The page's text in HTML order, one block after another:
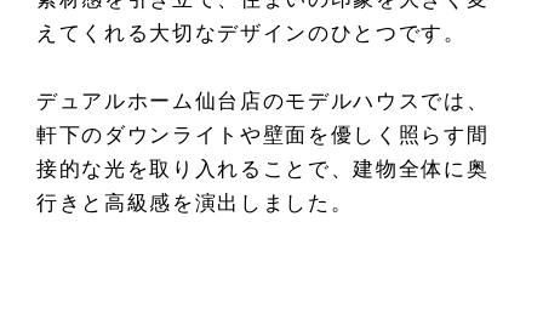
えてくれる大切なデザインのひとつです。
デュアルホーム仙台店のモデルハウスでは、
軒下のダウンライトや壁面を優しく照らす間
接的な光を取り入れることで、建物全体に奥
行きと高級感を演出しました。